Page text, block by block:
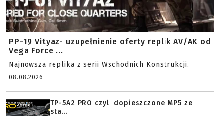
PP-19 Vityaz- uzupełnienie oferty replik AV/AK od
Vega Force ...
Najnowsza replika z serii Wschodnich Konstrukcji.
08.08.2026
TP-5A2 PRO czyli dopieszczone MP5 ze
sta...